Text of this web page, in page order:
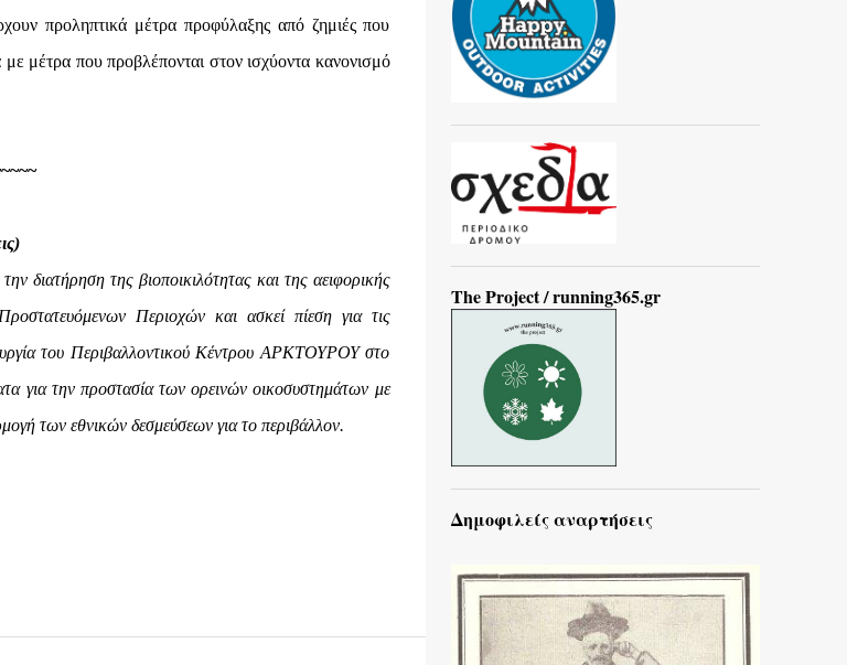
προληπτικά μέτρα προφύλαξης από ζημιές που
μέτρα που προβλέπονται στον ισχύοντα κανονισμό
της βιοποικιλότητας και της αειφορικής
Περιοχών και ασκεί πίεση για τις
του Περιβαλλοντικού Κέντρου ΑΡΚΤΟΥΡΟΥ στο
για την προστασία των ορεινών οικοσυστημάτων με
των εθνικών δεσμεύσεων για το περιβάλλον.
The Project / running365.gr
Δημοφιλείς αναρτήσεις